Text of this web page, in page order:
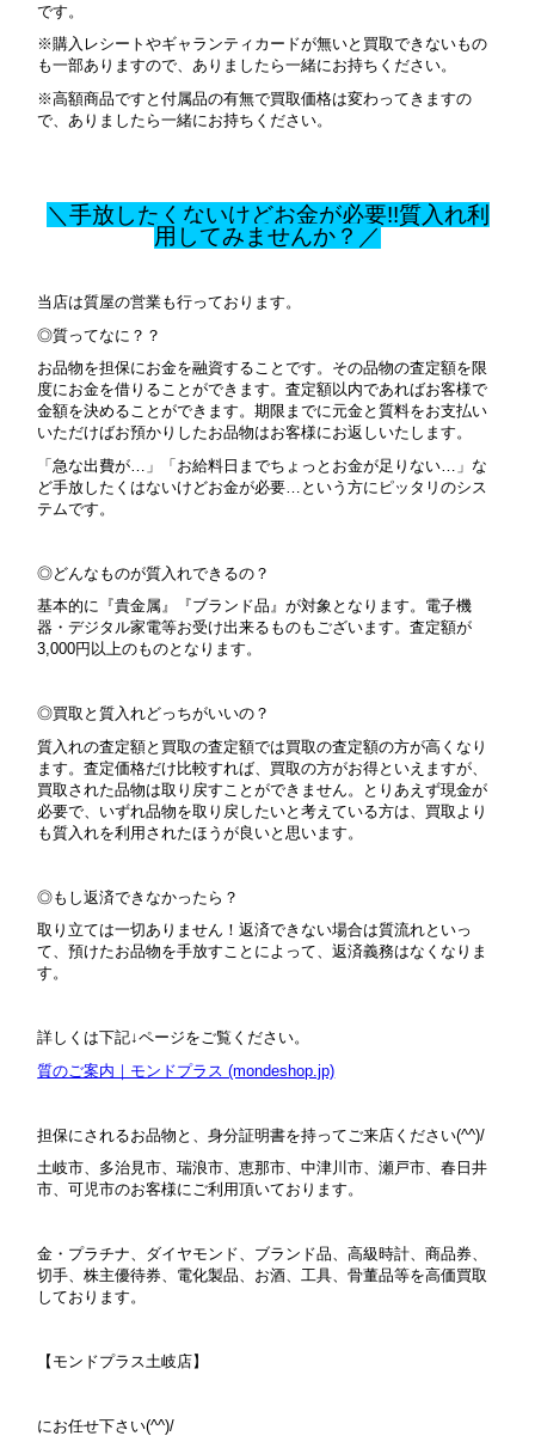
です。
※購入レシートやギャランティカードが無いと買取できないもの
も一部ありますので、ありましたら一緒にお持ちください。
※高額商品ですと付属品の有無で買取価格は変わってきますの
で、ありましたら一緒にお持ちください。
＼手放したくないけどお金が必要!!質入れ利
用してみませんか？／
当店は質屋の営業も行っております。
◎質ってなに？？
お品物を担保にお金を融資することです。その品物の査定額を限
度にお金を借りることができます。査定額以内であればお客様で
金額を決めることができます。期限までに元金と質料をお支払い
いただけばお預かりしたお品物はお客様にお返しいたします。
「急な出費が…」「お給料日までちょっとお金が足りない…」な
ど手放したくはないけどお金が必要…という方にピッタリのシス
テムです。
◎どんなものが質入れできるの？
基本的に『貴金属』『ブランド品』が対象となります。 電子機
器・デジタル家電等お受け出来るものもございます。査定額が
3,000円以上のものとなります。
◎買取と質入れどっちがいいの？
質入れの査定額と買取の査定額では買取の査定額の方が高くなり
ます。査定価格だけ比較すれば、買取の方がお得といえますが、
買取された品物は取り戻すことができません。とりあえず現金が
必要で、いずれ品物を取り戻したいと考えている方は、買取より
も質入れを利用されたほうが良いと思います。
◎もし返済できなかったら？
取り立ては一切ありません！返済できない場合は質流れといっ
て、預けたお品物を手放すことによって、返済義務はなくなりま
す。
詳しくは下記↓ページをご覧ください。
質のご案内｜モンドプラス (mondeshop.jp)
担保にされるお品物と、身分証明書を持ってご来店ください(^^)/
土岐市、多治見市、瑞浪市、恵那市、中津川市、瀬戸市、春日井
市、可児市のお客様にご利用頂いております。
金・プラチナ、ダイヤモンド、ブランド品、高級時計、商品券、
切手、株主優待券、電化製品、お酒、工具、骨董品等を高価買取
しております。
【モンドプラス土岐店】
にお任せ下さい(^^)/